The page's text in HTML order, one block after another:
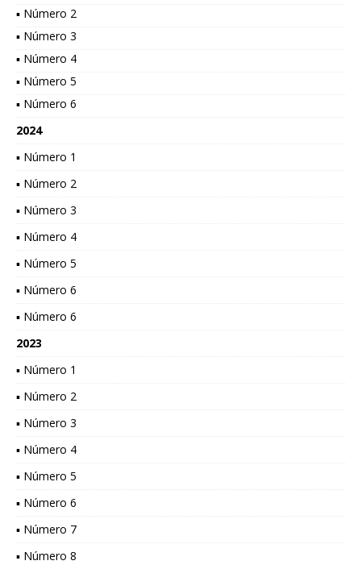
▪ Número 2
▪ Número 3
▪ Número 4
▪ Número 5
▪ Número 6
2024
▪ Número 1
▪ Número 2
▪ Número 3
▪ Número 4
▪ Número 5
▪ Número 6
▪ Número 6
2023
▪ Número 1
▪ Número 2
▪ Número 3
▪ Número 4
▪ Número 5
▪ Número 6
▪ Número 7
▪ Número 8